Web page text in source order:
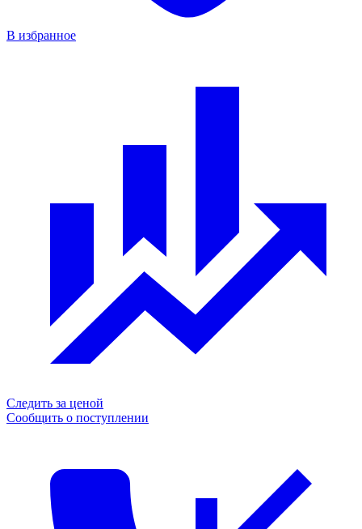
В избранное
Следить за ценой
Сообщить о поступлении